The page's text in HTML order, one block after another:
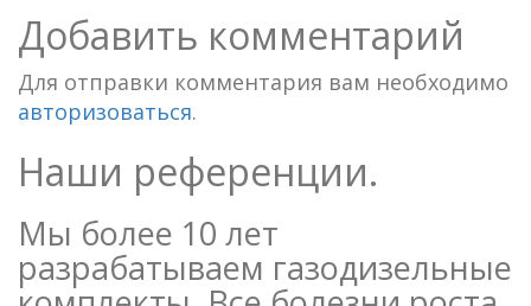
Добавить комментарий
Для отправки комментария вам необходимо
авторизоваться.
Наши референции.
Мы более 10 лет
разрабатываем газодизельные